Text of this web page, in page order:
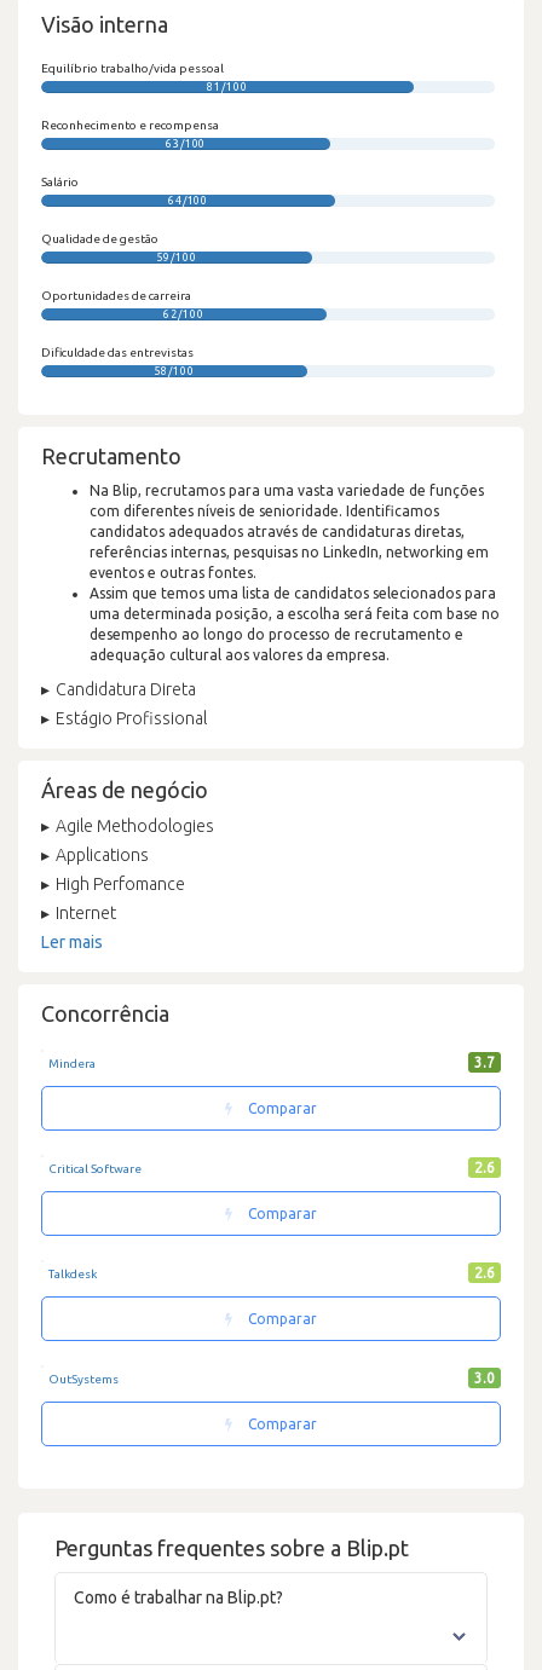
Perguntas frequentes sobre a Blip.pt
Como é trabalhar na Blip.pt?
Visão interna
Equilíbrio trabalho/vida pessoal
81/100
Reconhecimento e recompensa
63/100
Salário
64/100
Qualidade de gestão
59/100
Oportunidades de carreira
62/100
Dificuldade das entrevistas
58/100
Recrutamento
Na Blip, recrutamos para uma vasta variedade de funções
com diferentes níveis de senioridade. Identificamos
candidatos adequados através de candidaturas diretas,
referências internas, pesquisas no LinkedIn, networking em
eventos e outras fontes.
Assim que temos uma lista de candidatos selecionados para
uma determinada posição, a escolha será feita com base no
desempenho ao longo do processo de recrutamento e
adequação cultural aos valores da empresa.
Candidatura Direta
Estágio Profissional
Áreas de negócio
Agile Methodologies
Applications
High Perfomance
Internet
Ler mais
Concorrência
Mindera 3.7
Comparar
Critical Software 2.6
Comparar
Talkdesk 2.6
Comparar
OutSystems 3.0
Comparar